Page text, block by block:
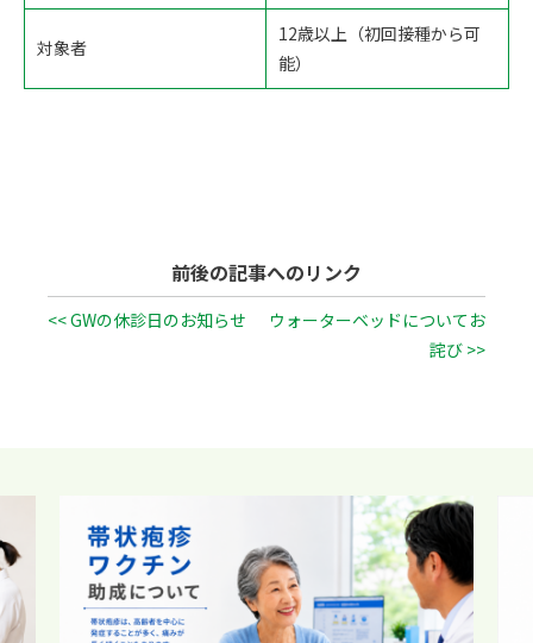
対象者
12歳以上（初回接種から可
能）
前後の記事へのリンク
<< GWの休診日のお知らせ
ウォーターベッドについてお
詫び >>